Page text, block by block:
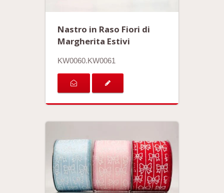
Nastro in Raso Fiori di
Margherita Estivi
KW0060.KW0061